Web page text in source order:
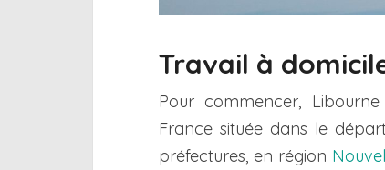
Travail à
Pour commencer,
France située dans le
préfectures, en région